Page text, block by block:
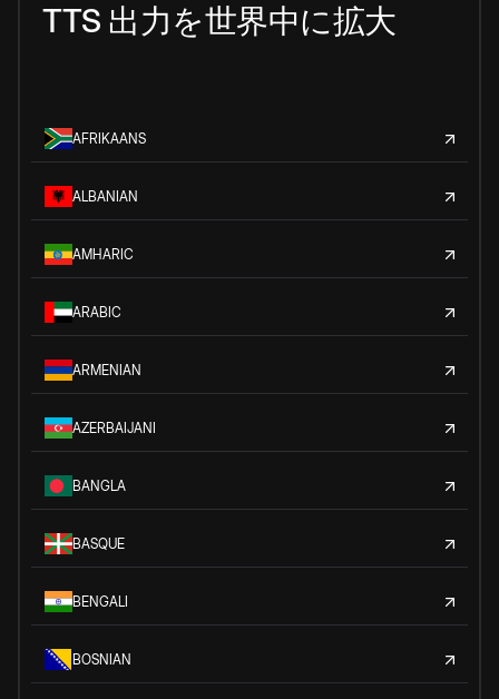
TTS 出力を世界中に拡大
AFRIKAANS
ALBANIAN
AMHARIC
ARABIC
ARMENIAN
AZERBAIJANI
BANGLA
BASQUE
BENGALI
BOSNIAN